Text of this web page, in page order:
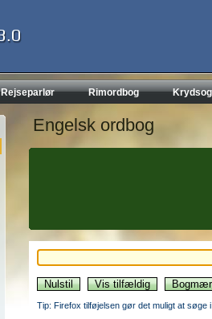
Rejseparlør Rimordbog
Engelsk ordbog
Tip: Firefox tilføjelsen gør det muligt at søge